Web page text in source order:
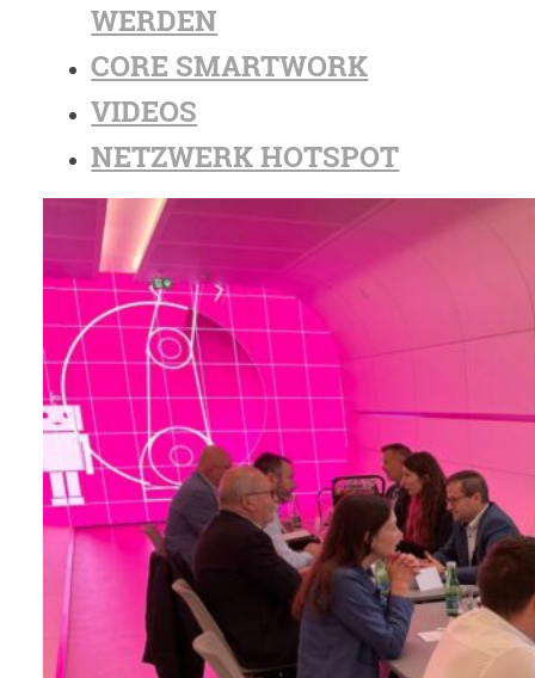
WERDEN
CORE SMARTWORK
VIDEOS
NETZWERK HOTSPOT